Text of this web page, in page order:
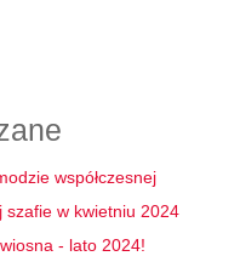
współczesnej
szafie w kwietniu 2024
- lato 2024!